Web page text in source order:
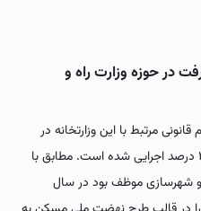
در حوزه وزارت راه و
گزارش رسمی از مجموع ۱۴۸ حکم قانونی مرتبط با این وزارتخانه در
چارچوب برنامه پنج‌ساله هفتم، تنها ۲۳ درصد اجرایی شده است. مطابق با
و شهرسازی موظف بود در سال